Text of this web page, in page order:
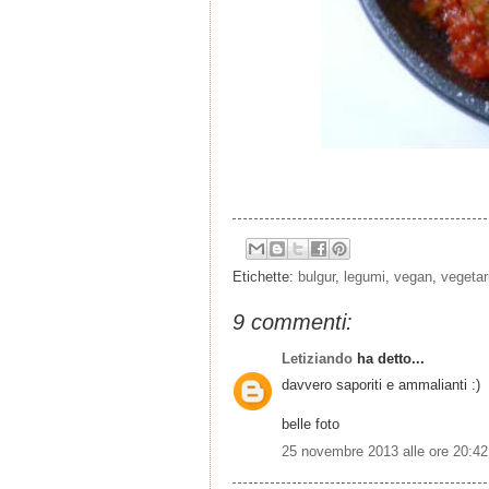
Etichette: bulgur, legumi vegan
9 commenti:
Letiziando ha detto...
davvero saporiti e ammalianti :)
belle foto
25 novembre 2013 alle ore 20:42